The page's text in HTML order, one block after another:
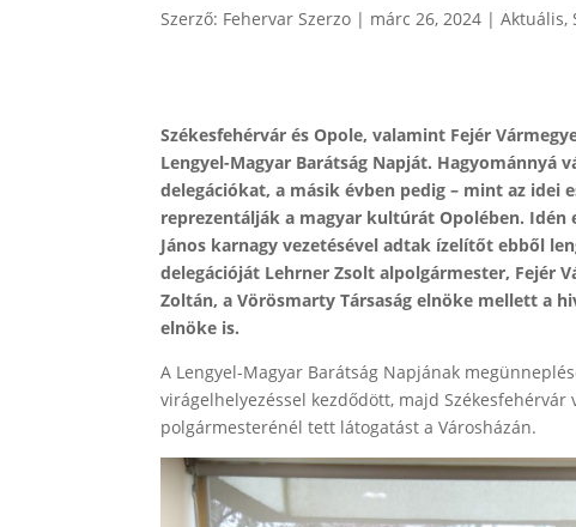
Szerző: Fehervar Szerzo | márc 26, 2024 |Aktuális,
Székesfehérvár és Opole, valamint Fejér
Lengyel-Magyar Barátság Napját. Hagyománnyá
delegációkat, a másik évben pedig – mint az idei
reprezentálják a magyar kultúrát Opolében. Idén
János karnagy vezetésével adtak ízelítőt ebből
delegációját Lehrner Zsolt alpolgármester, Fejér
Zoltán, a Vörösmarty Társaság elnöke mellett a
elnöke is.
A Lengyel-Magyar Barátság Napjának
virágelhelyezéssel kezdődött, majd
polgármesterénél tett látogatást a Városházán.